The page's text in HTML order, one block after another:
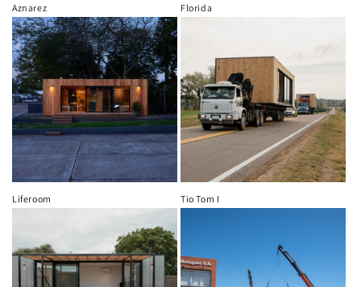
o
n
:
Aznarez Florida
Liferoom Tio Tom I